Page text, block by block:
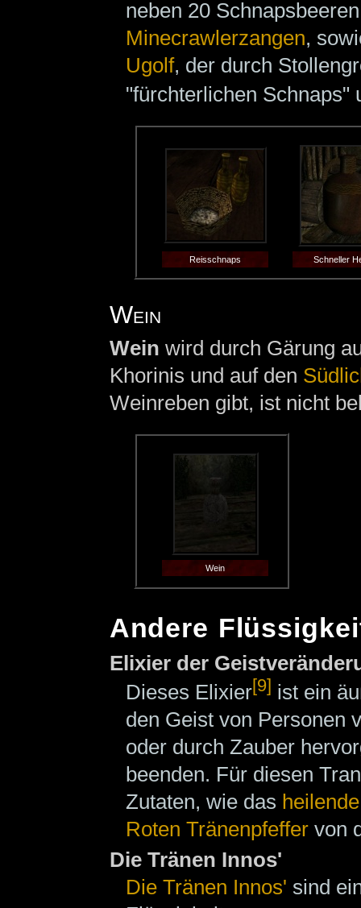
neben 20
Minecrawlerzangen,
Ugolf, der durch
"fürchterlichen Schnaps"
Reisschnaps Schneller
Wein
Wein wird durch Gärung
Khorinis und auf den
Weinreben gibt, ist nicht
Wein
Andere
Elixier der
Dieses Elixier[9] ist ein
den Geist von Personen
oder durch Zauber
beenden. Für diesen
Zutaten, wie das
Roten Tränenpfeffer von
Die Tränen Innos'
Die Tränen Innos' sind